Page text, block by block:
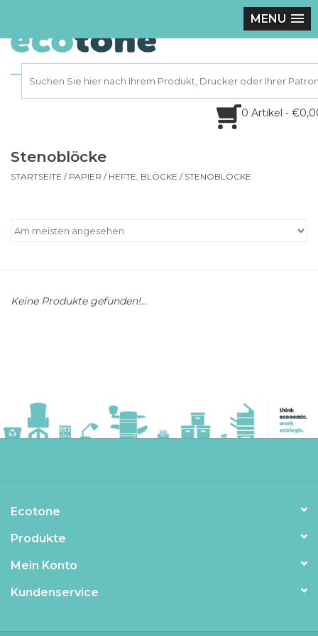
MENU
0 Artikel -
Stenoblöcke
STARTSEITE / PAPIER / HEFTE, BLÖCKE / STENOBLÖCKE
Keine Produkte gefunden!...
Ecotone
Produkte
Mein Konto
Kundenservice